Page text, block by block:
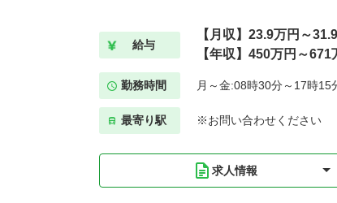
給与
【月収】23.9万円～
【年収】450万円～671
勤務時間 月～金:08時30分～17時15
最寄り駅 ※お問い合わせください
求人情報